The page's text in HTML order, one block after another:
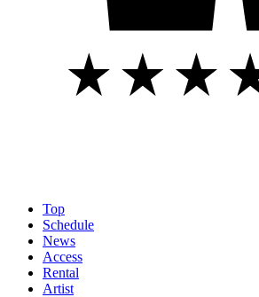
Top
Schedule
News
Access
Rental
Artist